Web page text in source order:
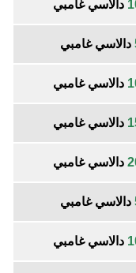
دالاسي غامبي
دالاسي غامبي
دالاسي غامبي
دالاسي غامبي
دالاسي غامبي
دالاسي غامبي
دالاسي غامبي